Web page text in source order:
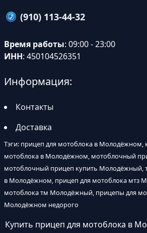
(910) 113-44-32
Время работы: 09:00 - 23:00
ИНН: 450104526351
Информация:
Контакты
Доставка
Тэги: прицеп для мотоблока в Молодёжном,
мотоблока в Молодёжном, мотоблочный
мотоблочный прицеп купить Молодёжный,
в Молодёжном, прицеп для мотоблока мтз
мотоблока тм Молодёжный, прицепы для
Молодёжном недорого
Купить прицеп для мотоблока в